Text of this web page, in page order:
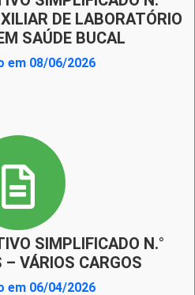
DE LABORATÓRIO
SAÚDE BUCAL
em 08/06/2026
SIMPLIFICADO N.°
VÁRIOS CARGOS
em 06/04/2026